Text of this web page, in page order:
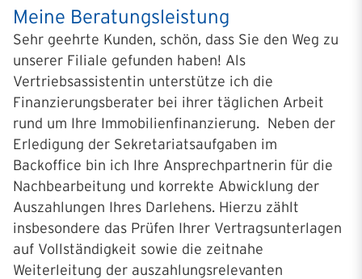
Meine Beratungsleistung
Sehr geehrte Kunden, schön, dass Sie den Weg zu
unserer Filiale gefunden haben! Als
Vertriebsassistentin unterstütze ich die
Finanzierungsberater bei ihrer täglichen Arbeit
rund um Ihre Immobilienfinanzierung. Neben der
Erledigung der Sekretariatsaufgaben im
Backoffice bin ich Ihre Ansprechpartnerin für die
Nachbearbeitung und korrekte Abwicklung der
Auszahlungen Ihres Darlehens. Hierzu zählt
insbesondere das Prüfen Ihrer Vertragsunterlagen
auf Vollständigkeit sowie die zeitnahe
Weiterleitung der auszahlungsrelevanten